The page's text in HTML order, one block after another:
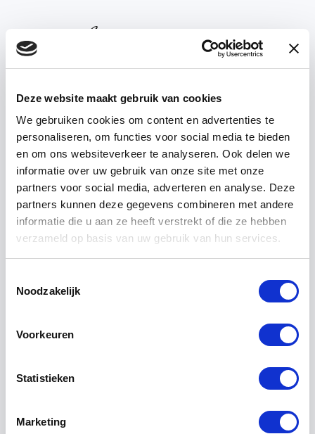
Deze website maakt gebruik van cookies
We gebruiken cookies om content en advertenties te
personaliseren, om functies voor social media te bieden
en om ons websiteverkeer te analyseren. Ook delen we
informatie over uw gebruik van onze site met onze
partners voor social media, adverteren en analyse. Deze
partners kunnen deze gegevens combineren met andere
informatie die u aan ze heeft verstrekt of die ze hebben
verzameld op basis van uw gebruik van hun services.
Noodzakelijk
Voorkeuren
Statistieken
Marketing
Kollektion
Webshop
Showrooms
Projekte
Kontakt